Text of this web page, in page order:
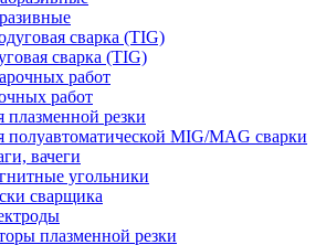
сварка (TIG)
работ
плазменной резки
полуавтоматической MIG/MAG сварки
вачеги
угольники
сварщика